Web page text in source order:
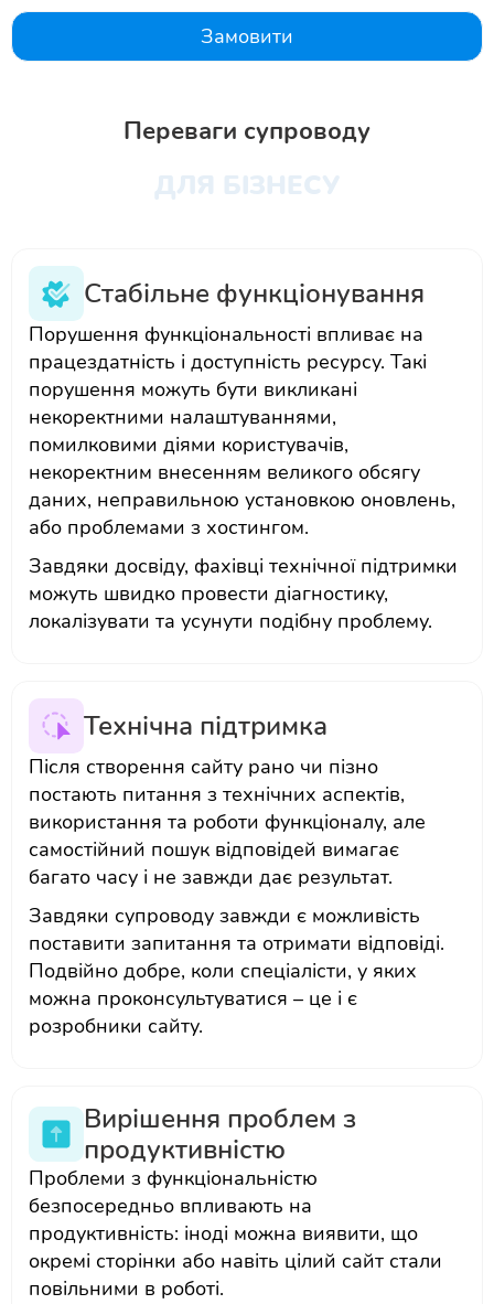
Замовити
Переваги супроводу
ДЛЯ БІЗНЕСУ
Стабільне функціонування
Порушення функціональності впливає на
працездатність і доступність ресурсу. Такі
порушення можуть бути викликані
некоректними налаштуваннями,
помилковими діями користувачів,
некоректним внесенням великого обсягу
даних, неправильною установкою оновлень,
або проблемами з хостингом.
Завдяки досвіду, фахівці технічної підтримки
можуть швидко провести діагностику,
локалізувати та усунути подібну проблему.
Технічна підтримка
Після створення сайту рано чи пізно
постають питання з технічних аспектів,
використання та роботи функціоналу, але
самостійний пошук відповідей вимагає
багато часу і не завжди дає результат.
Завдяки супроводу завжди є можливість
поставити запитання та отримати відповіді.
Подвійно добре, коли спеціалісти, у яких
можна проконсультуватися – це і є
розробники сайту.
Вирішення проблем з
продуктивністю
Проблеми з функціональністю
безпосередньо впливають на
продуктивність: іноді можна виявити, що
окремі сторінки або навіть цілий сайт стали
повільними в роботі.